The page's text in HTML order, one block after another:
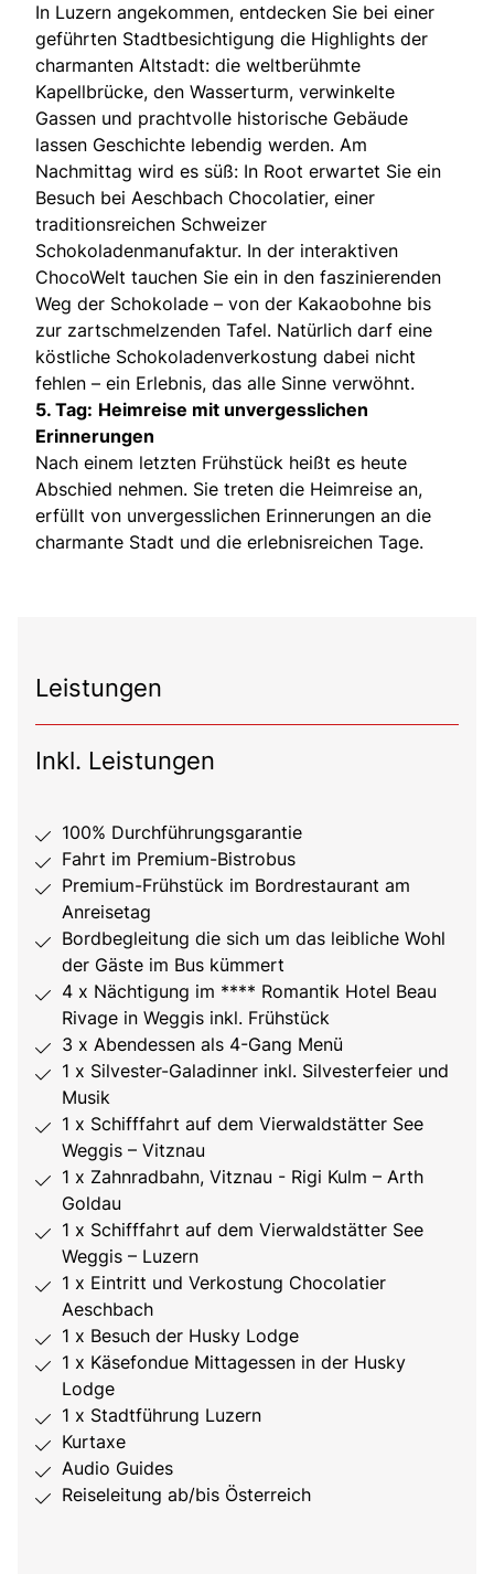
In Luzern angekommen, entdecken Sie bei einer
geführten Stadtbesichtigung die Highlights der
charmanten Altstadt: die weltberühmte
Kapellbrücke, den Wasserturm, verwinkelte
Gassen und prachtvolle historische Gebäude
lassen Geschichte lebendig werden. Am
Nachmittag wird es süß: In Root erwartet Sie ein
Besuch bei Aeschbach Chocolatier, einer
traditionsreichen Schweizer
Schokoladenmanufaktur. In der interaktiven
ChocoWelt tauchen Sie ein in den faszinierenden
Weg der Schokolade – von der Kakaobohne bis
zur zartschmelzenden Tafel. Natürlich darf eine
köstliche Schokoladenverkostung dabei nicht
fehlen – ein Erlebnis, das alle Sinne verwöhnt.
5. Tag: Heimreise mit unvergesslichen
Erinnerungen
Nach einem letzten Frühstück heißt es heute
Abschied nehmen. Sie treten die Heimreise an,
erfüllt von unvergesslichen Erinnerungen an die
charmante Stadt und die erlebnisreichen Tage.
Leistungen
Inkl. Leistungen
100% Durchführungsgarantie
Fahrt im Premium-Bistrobus
Premium-Frühstück im Bordrestaurant am
Anreisetag
Bordbegleitung die sich um das leibliche Wohl
der Gäste im Bus kümmert
4 x Nächtigung im **** Romantik Hotel Beau
Rivage in Weggis inkl. Frühstück
3 x Abendessen als 4-Gang Menü
1 x Silvester-Galadinner inkl. Silvesterfeier und
Musik
1 x Schifffahrt auf dem Vierwaldstätter See
Weggis – Vitznau
1 x Zahnradbahn, Vitznau - Rigi Kulm – Arth
Goldau
1 x Schifffahrt auf dem Vierwaldstätter See
Weggis – Luzern
1 x Eintritt und Verkostung Chocolatier
Aeschbach
1 x Besuch der Husky Lodge
1 x Käsefondue Mittagessen in der Husky
Lodge
1 x Stadtführung Luzern
Kurtaxe
Audio Guides
Reiseleitung ab/bis Österreich